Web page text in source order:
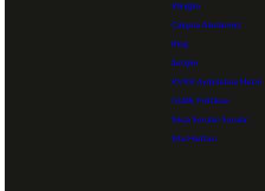
Kliniğim
Çalışma Alanlarımız
Blog
İletişim
KVKK Aydınlatma Metni
Gizlilik Politikası
Sıkça Sorulan Sorular
Site Haritası